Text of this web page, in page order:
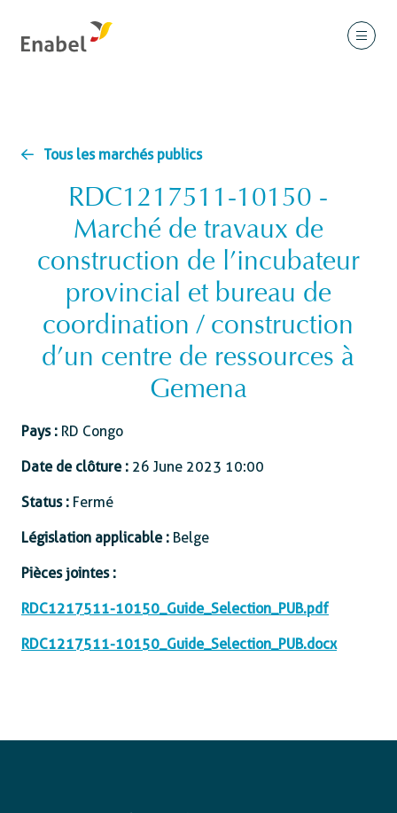
Tous les marchés publics
RDC1217511-10150 -
Marché de travaux de
construction de l’incubateur
provincial et bureau de
coordination / construction
d’un centre de ressources à
Gemena
Pays : RD Congo
Date de clôture : 26 June 2023 10:00
Status : Fermé
Législation applicable : Belge
Pièces jointes :
RDC1217511-10150_Guide_Selection_PUB.pdf
RDC1217511-10150_Guide_Selection_PUB.docx